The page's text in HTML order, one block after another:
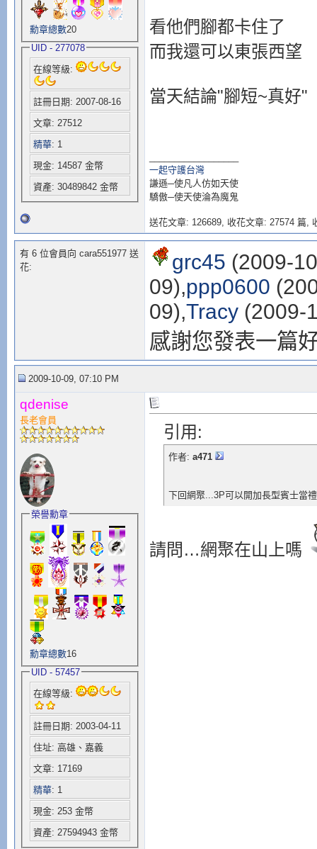
勳章總數20
UID - 277078
在線等級:
註冊日期: 2007-08-16
文章: 27512
精華: 1
現金: 14587 金幣
資產: 30489842 金幣
看他們腳都卡住了
而我還可以東張西望
當天結論"腳短~真好"
一起守護台灣
謙遜─使凡人仿如天使
驕傲─使天使淪為魔鬼
送花文章: 126689, 收花文章: 27574 篇,
有 6 位會員向 cara551977 送
花:
grc45 (2009-
09),ppp0600
09),Tracy(2009-
感謝您發表一篇
2009-10-09, 07:10 PM
qdenise
長老會員
榮譽勳章
勳章總數16
UID - 57457
在線等級:
註冊日期: 2003-04-11
住址: 高雄、嘉義
文章: 17169
精華: 1
現金: 253 金幣
資產: 27594943 金幣
引用:
作者: a471
下回網聚...3P可以開加長型賓士當
請問…網聚在山上嗎